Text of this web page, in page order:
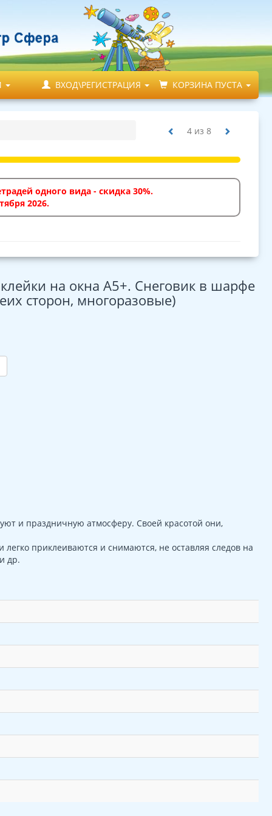
ВХОД\РЕГИСТРАЦИЯ КОРЗИНА ПУСТА
4 из 8
одного вида - скидка 30%.
2026.
на окна А5+. Снеговик в шарфе
сторон, многоразовые)
и праздничную атмосферу. Своей красотой они,
приклеиваются и снимаются, не оставляя следов на
др.